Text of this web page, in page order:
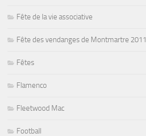
Fête de la vie associative
Fête des vendanges de Montmartre 2011
Fêtes
Flamenco
Fleetwood Mac
Football